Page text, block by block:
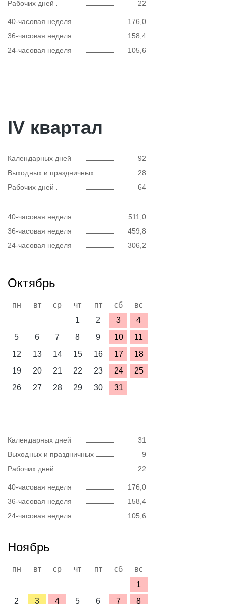
Рабочих дней
22
40-часовая неделя
176,0
36-часовая неделя
158,4
24-часовая неделя
105,6
IV квартал
Календарных дней
92
Выходных и праздничных
28
Рабочих дней
64
40-часовая неделя
511,0
36-часовая неделя
459,8
24-часовая неделя
306,2
Октябрь
пн вт ср чт пт сб
вс
1
2 3
4
5
6 7 8 9 10
11
12
13 14 15 16 17
18
19
20 21 22 23 24
25
26
27 28 29 30 31
Календарных дней
31
Выходных и праздничных
9
Рабочих дней
22
40-часовая неделя
176,0
36-часовая неделя
158,4
24-часовая неделя
105,6
Ноябрь
пн вт ср чт пт сб
вс
1
2
3 4 5 6 7 8